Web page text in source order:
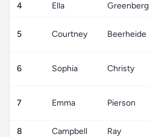
4 Ella Greenberg
5 Courtney Beerheide
6 Sophia Christy
7 Emma Pierson
8 Campbell Ray